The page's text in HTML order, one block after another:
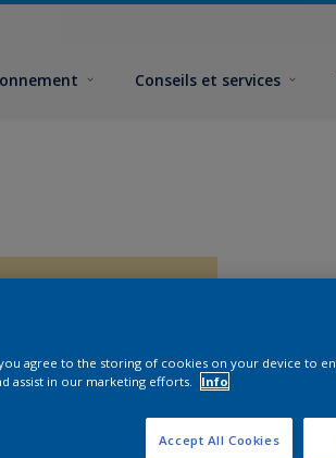
Conseils et services
you agree to the storing of cookies on your device to
assist in our marketing efforts.
Info
Accept All Cookies